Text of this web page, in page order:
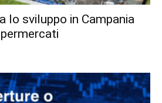
lo sviluppo in Campania